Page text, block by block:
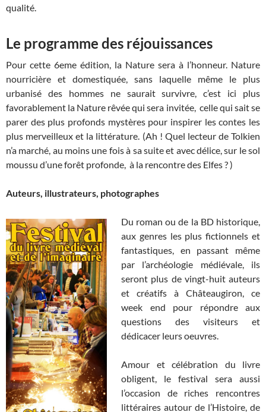
qualité.
Le programme des réjouissances
Pour cette 6eme édition, la Nature sera à l’honneur. Nature
nourricière et domestiquée, sans laquelle même le plus
urbanisé des hommes ne saurait survivre, c’est ici plus
favorablement la Nature rêvée qui sera invitée, celle qui sait se
parer des plus profonds mystères pour inspirer les contes les
plus merveilleux et la littérature. (Ah ! Quel lecteur de Tolkien
n’a marché, au moins une fois à sa suite et avec délice, sur le sol
moussu d’une forêt profonde, à la rencontre des Elfes ? )
Auteurs, illustrateurs, photographes
Du roman ou de la BD historique,
aux genres les plus fictionnels et
fantastiques, en passant même
par l’archéologie médiévale, ils
seront plus de vingt-huit auteurs
et créatifs à Châteaugiron, ce
week end pour répondre aux
questions des visiteurs et
dédicacer leurs oeuvres.
Amour et célébration du livre
obligent, le festival sera aussi
l’occasion de riches rencontres
littéraires autour de l’Histoire, de